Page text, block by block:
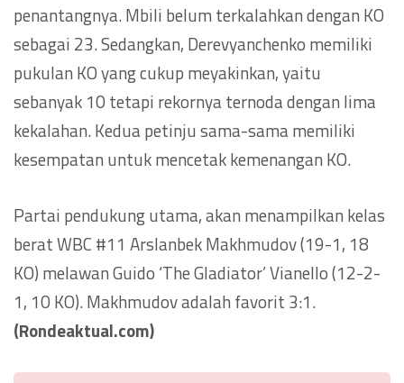
penantangnya. Mbili belum terkalahkan dengan KO
sebagai 23. Sedangkan, Derevyanchenko memiliki
pukulan KO yang cukup meyakinkan, yaitu
sebanyak 10 tetapi rekornya ternoda dengan lima
kekalahan. Kedua petinju sama-sama memiliki
kesempatan untuk mencetak kemenangan KO.
Partai pendukung utama, akan menampilkan kelas
berat WBC #11 Arslanbek Makhmudov (19-1, 18
KO) melawan Guido ‘The Gladiator’ Vianello (12-2-
1, 10 KO). Makhmudov adalah favorit 3:1.
(Rondeaktual.com)